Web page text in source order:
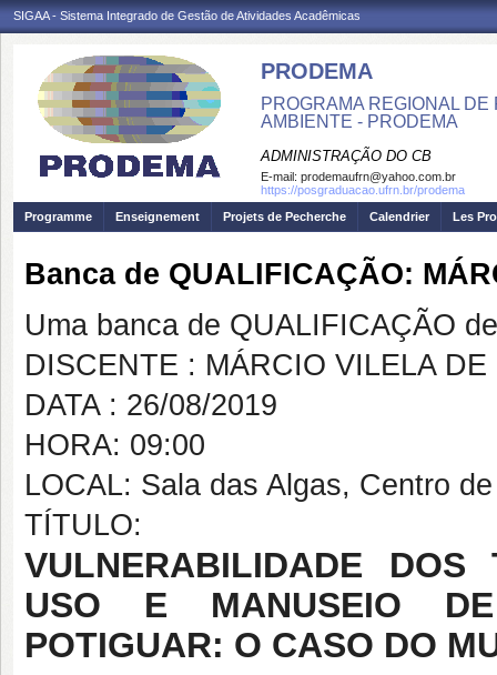
SIGAA - Sistema Integrado de Gestão de Atividades Acadêmicas
PRODEMA
PROGRAMA REGIONAL
AMBIENTE - PRODEMA
ADMINISTRAÇÃO DO CB
E-mail: prodemaufrn@yahoo.com.br
https://posgraduacao.ufrn.br/prodema
Programme
Enseignement Projets de Pecherche Calendrier Les
Banca de QUALIFICAÇÃO:
Uma banca de QUALIFICAÇÃO
DISCENTE : MÁRCIO VILELA DE
DATA : 26/08/2019
HORA: 09:00
LOCAL: Sala das Algas, Centro
TÍTULO:
VULNERABILIDADE DOS
USO E MANUSEIO DE
POTIGUAR: O CASO DO